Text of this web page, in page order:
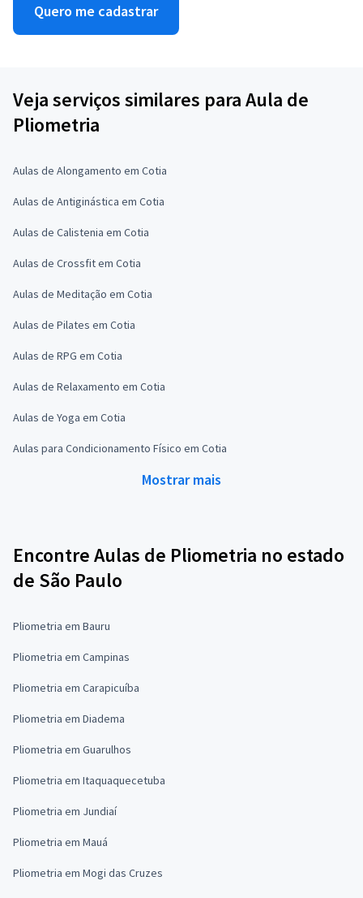
Quero me cadastrar
Veja serviços similares para Aula de
Pliometria
Aulas de Alongamento em Cotia
Aulas de Antiginástica em Cotia
Aulas de Calistenia em Cotia
Aulas de Crossfit em Cotia
Aulas de Meditação em Cotia
Aulas de Pilates em Cotia
Aulas de RPG em Cotia
Aulas de Relaxamento em Cotia
Aulas de Yoga em Cotia
Aulas para Condicionamento Físico em Cotia
Mostrar mais
Encontre Aulas de Pliometria no estado
de São Paulo
Pliometria em Bauru
Pliometria em Campinas
Pliometria em Carapicuíba
Pliometria em Diadema
Pliometria em Guarulhos
Pliometria em Itaquaquecetuba
Pliometria em Jundiaí
Pliometria em Mauá
Pliometria em Mogi das Cruzes